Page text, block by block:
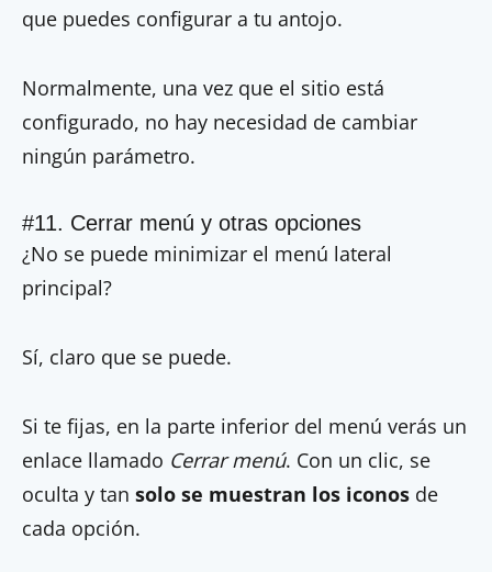
que puedes configurar a tu antojo.
Normalmente, una vez que el sitio está
configurado, no hay necesidad de cambiar
ningún parámetro.
#11. Cerrar menú y otras opciones
¿No se puede minimizar el menú lateral
principal?
Sí, claro que se puede.
Si te fijas, en la parte inferior del menú verás un
enlace llamado Cerrar menú. Con un clic, se
oculta y tan solo se muestran los iconos de
cada opción.